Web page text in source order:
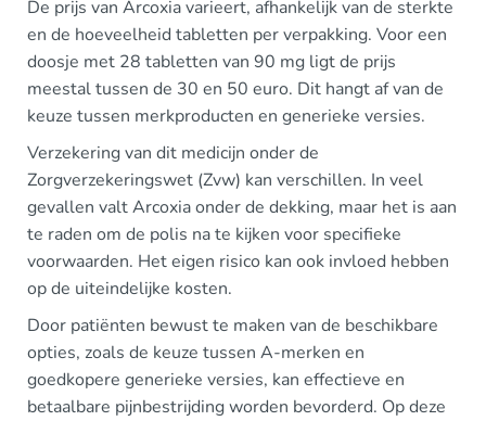
De prijs van Arcoxia varieert, afhankelijk van de sterkte
en de hoeveelheid tabletten per verpakking. Voor een
doosje met 28 tabletten van 90 mg ligt de prijs
meestal tussen de 30 en 50 euro. Dit hangt af van de
keuze tussen merkproducten en generieke versies.
Verzekering van dit medicijn onder de
Zorgverzekeringswet (Zvw) kan verschillen. In veel
gevallen valt Arcoxia onder de dekking, maar het is aan
te raden om de polis na te kijken voor specifieke
voorwaarden. Het eigen risico kan ook invloed hebben
op de uiteindelijke kosten.
Door patiënten bewust te maken van de beschikbare
opties, zoals de keuze tussen A-merken en
goedkopere generieke versies, kan effectieve en
betaalbare pijnbestrijding worden bevorderd. Op deze